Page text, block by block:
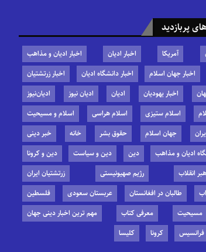
پربازدید
آمریکا اخبار ادیان
اخبار ادیان و مذاهب
اخبار جهان اسلام اخبار دانشگاه ادیان
اخبار زرتشتیان
اخبار یهودیان ادیان ادیان نیوز
ادیان‌نیوز
اسلام ستیزی اسلام هراسی
اسلام و مسیحیت
جهان اسلام حقوق بشر خانه
خبر دینی
ادیان و مذاهب دین دین و سیاست
دین و کرونا
انقلاب رژیم صهیونیستی
زرتشتیان ایران
طالبان در افغانستان عربستان سعودی
فلسطین
مسیحیت معرفی کتاب
مهم ترین اخبار دینی جهان
فرانسیس کرونا کلیسا